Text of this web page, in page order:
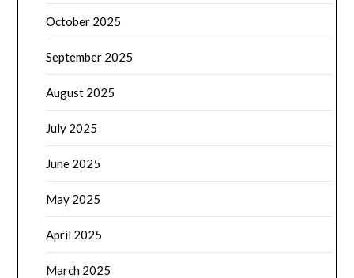
October 2025
September 2025
August 2025
July 2025
June 2025
May 2025
April 2025
March 2025